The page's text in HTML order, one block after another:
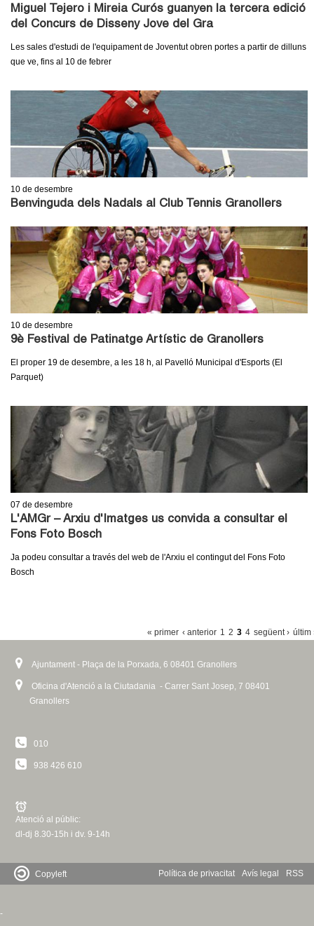
Miguel Tejero i Mireia Curós guanyen la tercera edició
del Concurs de Disseny Jove del Gra
Les sales d'estudi de l'equipament de Joventut obren portes a partir de dilluns
que ve, fins al 10 de febrer
10 de desembre
Benvinguda dels Nadals al Club Tennis Granollers
10 de desembre
9è Festival de Patinatge Artístic de Granollers
El proper 19 de desembre, a les 18 h, al Pavelló Municipal d'Esports (El
Parquet)
07 de desembre
L'AMGr – Arxiu d'Imatges us convida a consultar el
Fons Foto Bosch
Ja podeu consultar a través del web de l'Arxiu el contingut del Fons Foto
Bosch
G
S
« primer ‹ anterior 1 2 3 4 següent › últim
Ajuntament - Plaça de la Porxada, 6 08401 Granollers
Oficina d'Atenció a la Ciutadania - Carrer Sant Josep, 7 08401
Granollers
010
938 426 610
Atenció al públic:
dl-dj 8.30-15h i dv. 9-14h
Política de privacitat Avís legal RSS
Copyleft
-